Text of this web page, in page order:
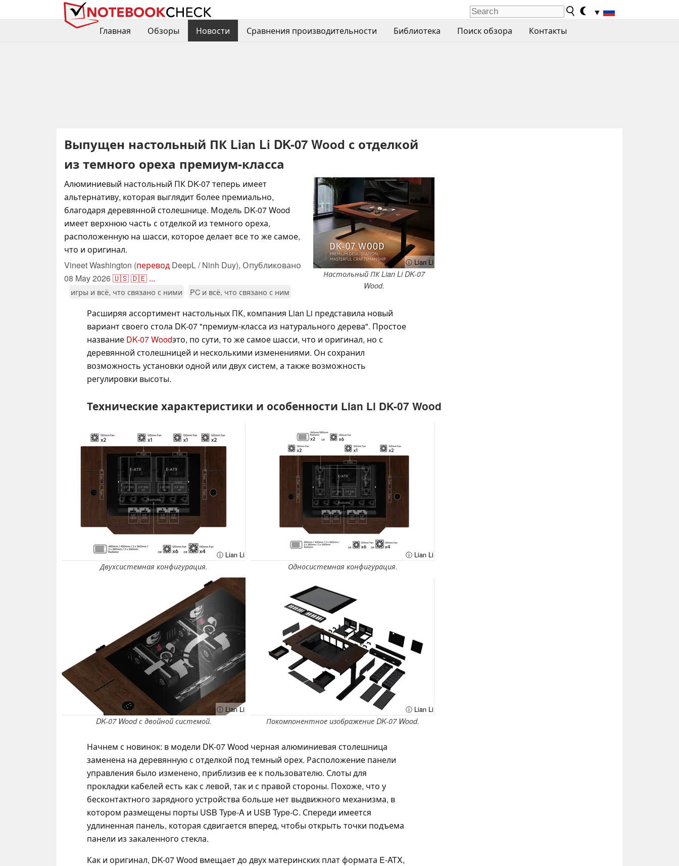
▼
Главная
Обзоры Новости Сравнения производительности Библиотека Поиск обзора Контакты
Выпущен настольный ПК Lian Li DK-07 Wood с отделкой
из темного ореха премиум-класса
ⓘ Lian Li
Настольный ПК Lian Li DK-07
Wood.
Алюминиевый настольный ПК DK-07 теперь имеет
альтернативу, которая выглядит более премиально,
благодаря деревянной столешнице. Модель DK-07 Wood
имеет верхнюю часть с отделкой из темного ореха,
расположенную на шасси, которое делает все то же самое,
что и оригинал.
Vineet Washington (перевод DeepL / Ninh Duy), Опубликовано
08 May 2026🇺🇸🇩🇪 ...
игры и всё, что связано с ними PC и всё, что связано с ним
Расширяя ассортимент настольных ПК, компания Lian Li представила новый
вариант своего стола DK-07 "премиум-класса из натурального дерева". Простое
название DK-07 Woodэто, по сути, то же самое шасси, что и оригинал, но с
деревянной столешницей и несколькими изменениями. Он сохранил
возможность установки одной или двух систем, а также возможность
регулировки высоты.
Технические характеристики и особенности Lian Li DK-07 Wood
ⓘ Lian Li
Двухсистемная конфигурация.
ⓘ Lian Li
Односистемная конфигурация.
ⓘ Lian Li
DK-07 Wood с двойной системой.
ⓘ Lian Li
Покомпонентное изображение DK-07 Wood.
Начнем с новинок: в модели DK-07 Wood черная алюминиевая столешница
заменена на деревянную с отделкой под темный орех. Расположение панели
управления было изменено, приблизив ее к пользователю. Слоты для
прокладки кабелей есть как с левой, так и с правой стороны. Похоже, что у
бесконтактного зарядного устройства больше нет выдвижного механизма, в
котором размещены порты USB Type-A и USB Type-C. Спереди имеется
удлиненная панель, которая сдвигается вперед, чтобы открыть точки подъема
панели из закаленного стекла.
Как и оригинал, DK-07 Wood вмещает до двух материнских плат формата E-ATX,